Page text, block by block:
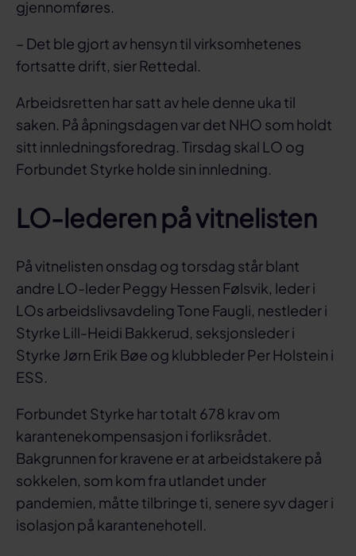
gjennomføres.
– Det ble gjort av hensyn til virksomhetenes
fortsatte drift, sier Rettedal.
Arbeidsretten har satt av hele denne uka til
saken. På åpningsdagen var det NHO som holdt
sitt innledningsforedrag. Tirsdag skal LO og
Forbundet Styrke holde sin innledning.
LO-lederen på vitnelisten
På vitnelisten onsdag og torsdag står blant
andre LO-leder Peggy Hessen Følsvik, leder i
LOs arbeidslivsavdeling Tone Faugli, nestleder i
Styrke Lill-Heidi Bakkerud, seksjonsleder i
Styrke Jørn Erik Bøe og klubbleder Per Holstein i
ESS.
Forbundet Styrke har totalt 678 krav om
karantenekompensasjon i forliksrådet.
Bakgrunnen for kravene er at arbeidstakere på
sokkelen, som kom fra utlandet under
pandemien, måtte tilbringe ti, senere syv dager i
isolasjon på karantenehotell.